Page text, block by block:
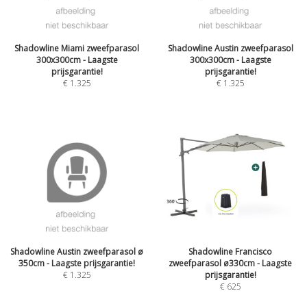
Shadowline Miami zweefparasol
300x300cm - Laagste
prijsgarantie!
€ 1.325
Shadowline Austin zweefparasol
300x300cm - Laagste
prijsgarantie!
€ 1.325
Shadowline Austin zweefparasol ø
350cm - Laagste prijsgarantie!
€ 1.325
Shadowline Francisco
zweefparasol ø330cm - Laagste
prijsgarantie!
€ 625